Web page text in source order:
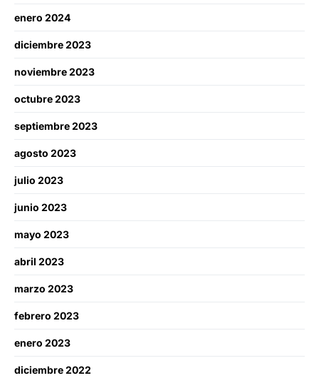
enero 2024
diciembre 2023
noviembre 2023
octubre 2023
septiembre 2023
agosto 2023
julio 2023
junio 2023
mayo 2023
abril 2023
marzo 2023
febrero 2023
enero 2023
diciembre 2022